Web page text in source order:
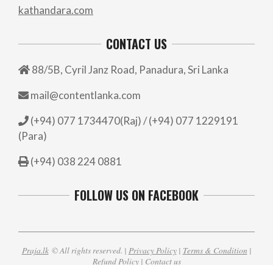
kathandara.com
CONTACT US
88/5B, Cyril Janz Road, Panadura, Sri Lanka
mail@contentlanka.com
(+94) 077 1734470(Raj) / (+94) 077 1229191
(Para)
(+94) 038 224 0881
FOLLOW US ON FACEBOOK
Praja.lk© All rights reserved. | Privacy Policy| Terms & Condition |
Refund Policy| Contact us